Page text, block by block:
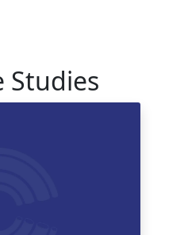
Studies